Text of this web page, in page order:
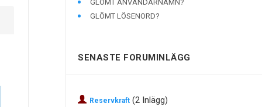
GLÖMT ANVÄNDARNAMN?
GLÖMT LÖSENORD?
SENASTE FORUMINLÄGG
Reservkraft (2 Inlägg)